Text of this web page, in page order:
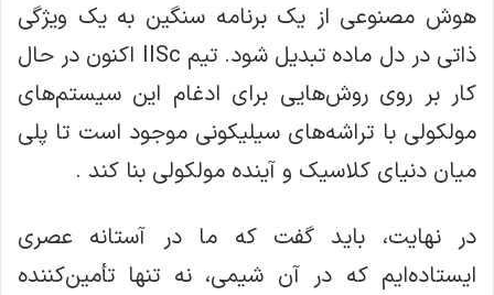
هوش مصنوعی از یک برنامه سنگین به یک ویژگی
ذاتی در دل ماده تبدیل شود. تیم IISc اکنون در حال
کار بر روی روش‌هایی برای ادغام این سیستم‌های
مولکولی با تراشه‌های سیلیکونی موجود است تا پلی
میان دنیای کلاسیک و آینده مولکولی بنا کند .
در نهایت، باید گفت که ما در آستانه عصری
ایستاده‌ایم که در آن شیمی، نه تنها تأمین‌کننده